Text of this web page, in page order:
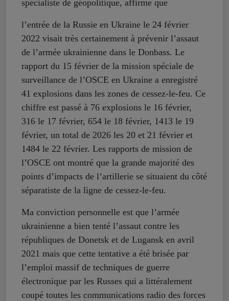
spécialiste de géopolitique, affirme que
l’entrée de la Russie en Ukraine le 24 février
2022 visait très certainement à prévenir l’assaut
de l’armée ukrainienne dans le Donbass. Le
rapport du 15 février de la mission spéciale de
surveillance de l’OSCE en Ukraine a enregistré
41 explosions dans les zones de cessez-le-feu. Ce
chiffre est passé à 76 explosions le 16 février,
316 le 17 février, 654 le 18 février, 1413 le 19
février, un total de 2026 les 20 et 21 février et
1484 le 22 février. Les rapports de mission de
l’OSCE ont montré que la grande majorité des
points d’impacts de l’artillerie se situaient du côté
séparatiste de la ligne de cessez-le-feu.
Ma conviction personnelle est que l’armée
ukrainienne a bien tenté l’assaut contre les
républiques de Donetsk et de Lugansk en avril
2021 mais que cette tentative a été brisée par
l’emploi massif de techniques de guerre
électronique par les Russes qui a littéralement
coupé toutes les communications radio des forces